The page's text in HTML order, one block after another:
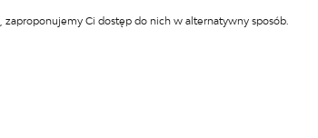
Ci dostęp do nich w alternatywny sposób.